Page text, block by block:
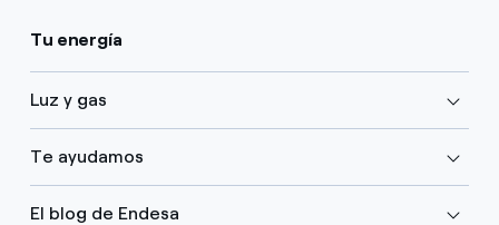
Tu energía
Luz y gas
Te ayudamos
El blog de Endesa